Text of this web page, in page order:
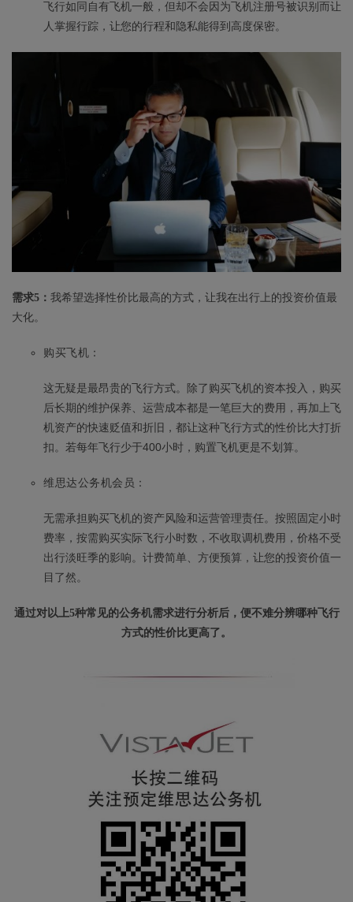
飞行如同自有飞机一般，但却不会因为飞机注册号被识别而让
人掌握行踪，让您的行程和隐私能得到高度保密。
需求5： 我希望选择性价比最高的方式，让我在出行上的投资价值最
大化。
购买飞机：
这无疑是最昂贵的飞行方式。除了购买飞机的资本投入，购买
后长期的维护保养、运营成本都是一笔巨大的费用，再加上飞
机资产的快速贬值和折旧，都让这种飞行方式的性价比大打折
扣。若每年飞行少于400小时，购置飞机更是不划算。
维思达公务机会员：
无需承担购买飞机的资产风险和运营管理责任。按照固定小时
费率，按需购买实际飞行小时数，不收取调机费用，价格不受
出行淡旺季的影响。计费简单、方便预算，让您的投资价值一
目了然。
通过对以上5种常见的公务机需求进行分析后，便不难分辨哪种飞行
方式的性价比更高了。